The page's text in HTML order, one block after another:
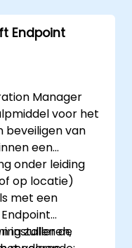
Endpoint
Manager
voor het
beveiligen van
een
onder leiding
op locatie)
met een
installeren,
zullen de